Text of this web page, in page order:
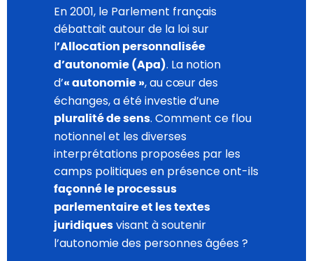
En 2001, le Parlement français
débattait autour de la loi sur
l’Allocation personnalisée
d’autonomie (Apa). La notion
d’« autonomie », au cœur des
échanges, a été investie d’une
pluralité de sens. Comment ce flou
notionnel et les diverses
interprétations proposées par les
camps politiques en présence ont-ils
façonné le processus
parlementaire et les textes
juridiques visant à soutenir
l’autonomie des personnes âgées ?